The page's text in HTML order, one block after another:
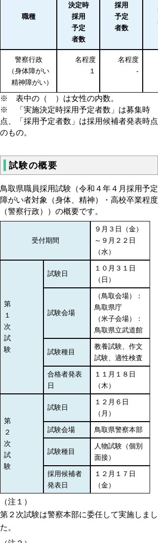
職種
決定時
採用
予定
者数
採用
予定
者数
警察行政
（身体障がい
精神障がい）
名程度
１
名程度
-
※ 表中の（ ）は女性の内数。
※ 「実施決定時採用予定者数」は募集時
点、「採用予定者数」は採用候補者発表時点
のもの。
試験の概要
鳥取県職員採用試験（令和４年４月採用予定
障がい者対象（身体、精神）・高校卒業程度
（警察行政））の概要です。
受付期間
９月３日（金）
～９月２２日
（水）
第
１
次
試
験
試験日
１０月３１日
（日）
試験会場
（鳥取会場）：
鳥取県庁
（米子会場）：
鳥取県立武道館
試験種目
教養試験、作文
試験、適性検査
合格者発表
日
１１月１８日
（木）
第
２
次
試
験
試験日
１２月６日
（月）
試験会場 鳥取県警察本部
試験種目
人物試験（個別
面接）
採用候補者
発表日
１２月１７日
（金）
（注１）
第２次試験は警察本部に委任して実施しまし
た。